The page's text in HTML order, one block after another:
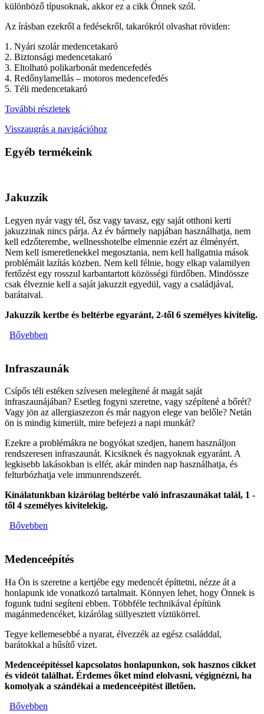
különböző típusoknak, akkor ez a cikk Önnek szól.
Az írásban ezekről a fedésekről, takarókról olvashat röviden:
1. Nyári szolár medencetakaró
2. Biztonsági medencetakaró
3. Eltolható polikarbonát medencefedés
4. Redőnylamellás – motoros medencefedés
5. Téli medencetakaró
További részletek
Visszaugrás a navigációhoz
Egyéb termékeink
Jakuzzik
Legyen nyár vagy tél, ősz vagy tavasz, egy saját otthoni kerti
jakuzzinak nincs párja. Az év bármely napjában használhatja, nem
kell edzőterembe, wellnesshotelbe elmennie ezért az élményért.
Nem kell ismeretlenekkel megosztania, nem kell hallgatnia mások
problémáit lazítás közben. Nem kell félnie, hogy elkap valamilyen
fertőzést egy rosszul karbantartott közösségi fürdőben. Mindössze
csak élveznie kell a saját jakuzzit egyedül, vagy a családjával,
barátaival.
Jakuzzik kertbe és beltérbe egyaránt, 2-től 6 személyes kivitelig.
Bővebben
Infraszaunák
Csípős téli estéken szívesen melegítené át magát saját
infraszaunájában? Esetleg fogyni szeretne, vagy szépítené a bőrét?
Vagy jön az allergiaszezon és már nagyon elege van belőle? Netán
ön is mindig kimerült, mire befejezi a napi munkát?
Ezekre a problémákra ne bogyókat szedjen, hanem használjon
rendszeresen infraszaunát. Kicsiknek és nagyoknak egyaránt. A
legkisebb lakásokban is elfér, akár minden nap használhatja, és
felturbózhatja vele immunrendszerét.
Kínálatunkban kizárólag beltérbe való infraszaunákat talál, 1 -
től 4 személyes kivitelekig.
Bővebben
Medenceépítés
Ha Ön is szeretne a kertjébe egy medencét építtetni, nézze át a
honlapunk ide vonatkozó tartalmait. Könnyen lehet, hogy Önnek is
fogunk tudni segíteni ebben. Többféle technikával építünk
magánmedencéket, kizárólag süllyesztett víztükörrel.
Tegye kellemesebbé a nyarat, élvezzék az egész családdal,
barátokkal a hűsítő vizet.
Medenceépítéssel kapcsolatos honlapunkon, sok hasznos cikket
és videót találhat. Érdemes őket mind elolvasni, végignézni, ha
komolyak a szándékai a medenceépítést illetően.
Bővebben